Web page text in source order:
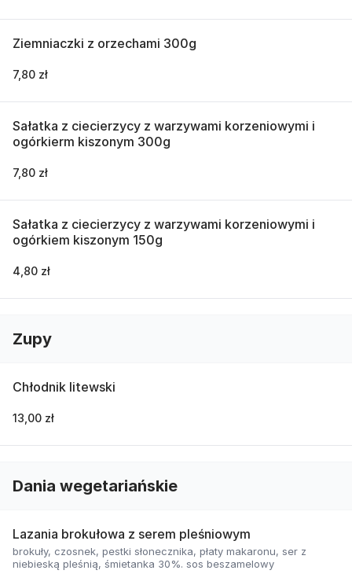
Ziemniaczki z orzechami 300g
7,80 zł
Sałatka z ciecierzycy z warzywami korzeniowymi i
ogórkierm kiszonym 300g
7,80 zł
Sałatka z ciecierzycy z warzywami korzeniowymi i
ogórkiem kiszonym 150g
4,80 zł
Zupy
Chłodnik litewski
13,00 zł
Dania wegetariańskie
Lazania brokułowa z serem pleśniowym
brokuły, czosnek, pestki słonecznika, płaty makaronu, ser z
niebieską pleśnią, śmietanka 30%. sos beszamelowy